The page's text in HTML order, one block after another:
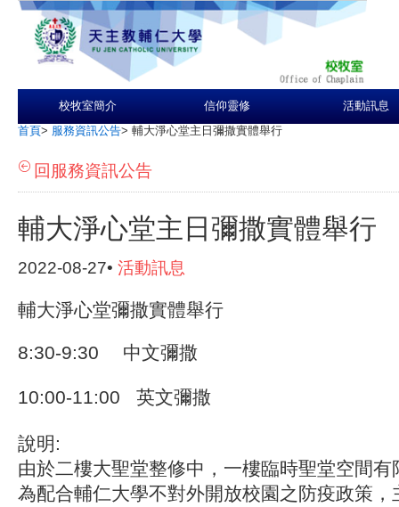
校牧室簡介 信仰靈修 活動訊息
首頁> 服務資訊公告> 輔大淨心堂主日彌撒實體舉行
回服務資訊公告
輔大淨心堂主日彌撒實體舉行
2022-08-27• 活動訊息
輔大淨心堂彌撒實體舉行
8:30-9:30 中文彌撒
10:00-11:00 英文彌撒
說明:
由於二樓大聖堂整修中，一樓臨時聖堂空間
為配合輔仁大學不對外開放校園之防疫政策，